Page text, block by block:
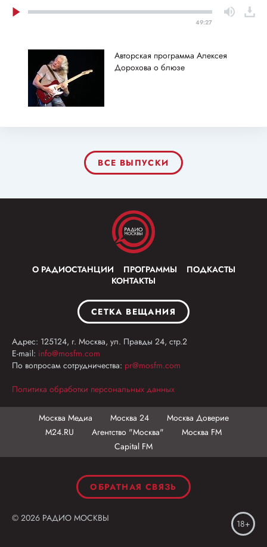
49:27
Авторская программа Алексея
Дорохова о блюзе
ВСЕ ВЫПУСКИ
О РАДИОСТАНЦИИ ПРОГРАММЫ
ПОДКАСТЫ
КОНТАКТЫ
СЕТКА ВЕЩАНИЯ
Адрес: 125124, г. Москва, ул. Правды 24, стр.2
E-mail: info@mosfm.com
По вопросам сотрудничества: pr@mosfm.com
Политика обработки персональных данных
Москва Медиа Москва 24
Москва Доверие
М24.RU
Агентство "Москва"
Москва FM
Capital FM
© 2026 РАДИО МОСКВЫ
ОБРАТНАЯ СВЯЗЬ
18+